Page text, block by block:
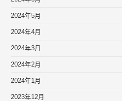
2024年5月
2024年4月
2024年3月
2024年2月
2024年1月
2023年12月